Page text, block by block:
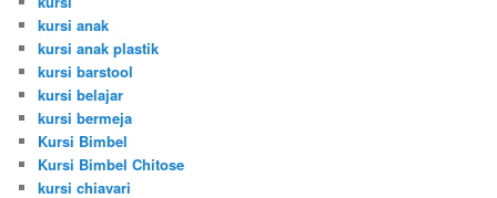
kursi anak
kursi anak plastik
kursi barstool
kursi belajar
kursi bermeja
Kursi Bimbel
Kursi Bimbel Chitose
kursi chiavari